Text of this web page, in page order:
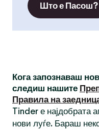
Што е Пасош?
Кога запознаваш
следиш нашите
Правила на
Tinder е најдобрата
нови луѓе. Бараш